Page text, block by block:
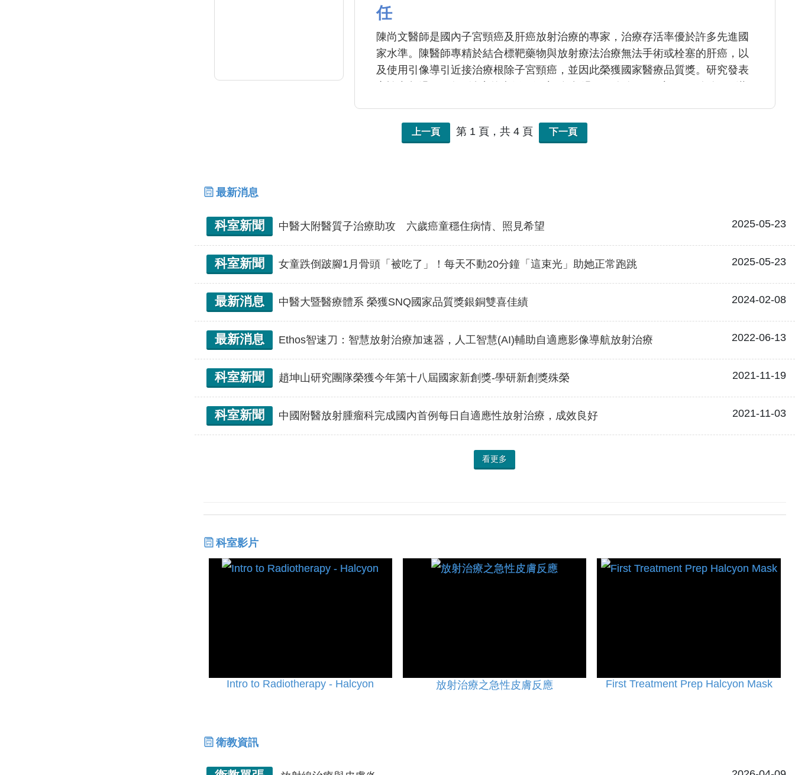
任
陳尚文醫師是國內子宮頸癌及肝癌放射治療的專家，治療存活率優於許多先進國
家水準。陳醫師專精於結合標靶藥物與放射療法治療無法手術或栓塞的肝癌，以
及使用引像導引近接治療根除子宮頸癌，並因此榮獲國家醫療品質獎。研究發表
上一頁 第 1 頁，共 4 頁 下一頁
最新消息
科室新聞 中醫大附醫質子治療助攻 六歲癌童穩住病情、照見希望 2025-05-23
科室新聞 女童跌倒跛腳1月骨頭「被吃了」！每天不動20分鐘「這束光」助她正常跑跳 2025-05-23
最新消息 中醫大暨醫療體系 榮獲SNQ國家品質獎銀銅雙喜佳績 2024-02-08
最新消息 Ethos智速刀：智慧放射治療加速器，人工智慧(AI)輔助自適應影像導航放射治療 2022-06-13
科室新聞 趙坤山研究團隊榮獲今年第十八屆國家新創獎-學研新創獎殊榮 2021-11-19
科室新聞 中國附醫放射腫瘤科完成國內首例每日自適應性放射治療，成效良好 2021-11-03
看更多
科室影片
Intro to Radiotherapy - Halcyon 放射治療之急性皮膚反應 First Treatment Prep Halcyon Mask
衛教資訊